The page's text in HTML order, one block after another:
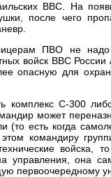
ВВС. На
после чего
ПВО не
войск ВВС
опасную для
С-300
может
есть когда
командиру
войска,
управления, она
первоочередному